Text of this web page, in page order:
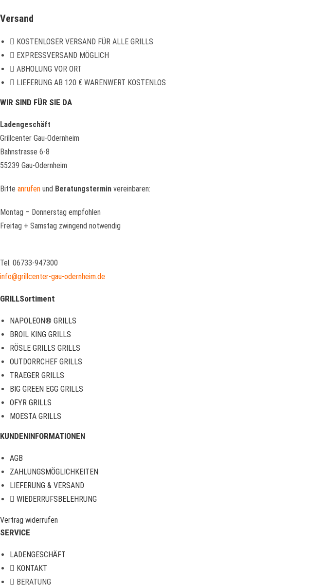
Versand
KOSTENLOSER VERSAND FÜR ALLE GRILLS
EXPRESSVERSAND MÖGLICH
ABHOLUNG VOR ORT
LIEFERUNG AB 120 € WARENWERT KOSTENLOS
WIR SIND FÜR SIE DA
Ladengeschäft
Grillcenter Gau-Odernheim
Bahnstrasse 6-8
55239 Gau-Odernheim
Bitte anrufen und Beratungstermin vereinbaren:
Montag – Donnerstag empfohlen
Freitag + Samstag zwingend notwendig
Tel. 06733-947300
info@grillcenter-gau-odernheim.de
GRILLSortiment
NAPOLEON® GRILLS
BROIL KING GRILLS
RÖSLE GRILLS GRILLS
OUTDORRCHEF GRILLS
TRAEGER GRILLS
BIG GREEN EGG GRILLS
OFYR GRILLS
MOESTA GRILLS
KUNDENINFORMATIONEN
AGB
ZAHLUNGSMÖGLICHKEITEN
LIEFERUNG & VERSAND
WIEDERRUFSBELEHRUNG
Vertrag widerrufen
SERVICE
LADENGESCHÄFT
KONTAKT
BERATUNG